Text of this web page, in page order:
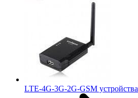
LTE-4G-3G-2G-GSM устройства